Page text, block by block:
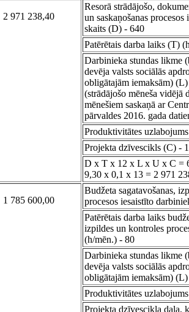
2 971 238,40
Resorā strādājošo,
un saskaņošanas
skaits (D) - 640
Patērētais darba laiks (T)
Darbinieka stundas likme
devēja valsts sociālās
obligātajām iemaksām)
(strādājošo mēneša vidējā
mēnešiem saskaņā ar
pārvaldes 2016. gada
Produktivitātes
Projekta dzīvescikls (C) -
D x T x 12 x L x U x C =
9,30 x 0,1 x 13 = 2 971
1 785 600,00
Budžeta sagatavošanas,
procesos iesaistīto
Patērētais darba laiks
izpildes un kontroles
(h/mēn.) - 80
Darbinieka stundas likme
devēja valsts sociālās
obligātajām iemaksām)
Produktivitātes
Projekta dzīvescikla daļa,